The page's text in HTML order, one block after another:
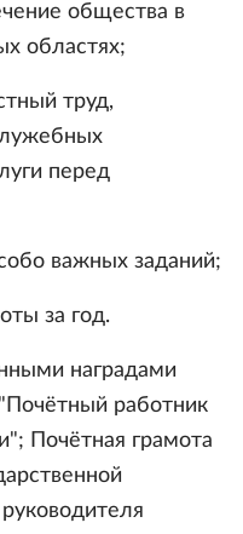
общества в
областях;
труд,
перед
важных заданий;
за год.
наградами
работник
Почётная грамота